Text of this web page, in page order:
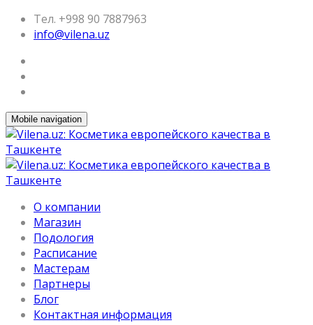
Тел. +998 90 7887963
info@vilena.uz
Mobile navigation
О компании
Магазин
Подология
Расписание
Мастерам
Партнеры
Блог
Контактная информация